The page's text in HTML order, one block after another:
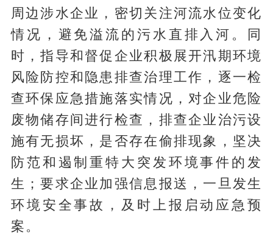
周边涉水企业，密切关注河流水位变化
情况，避免溢流的污水直排入河。同
时，指导和督促企业积极展开汛期环境
风险防控和隐患排查治理工作，逐一检
查环保应急措施落实情况，对企业危险
废物储存间进行检查，排查企业治污设
施有无损坏，是否存在偷排现象，坚决
防范和遏制重特大突发环境事件的发
生；要求企业加强信息报送，一旦发生
环境安全事故，及时上报启动应急预
案。